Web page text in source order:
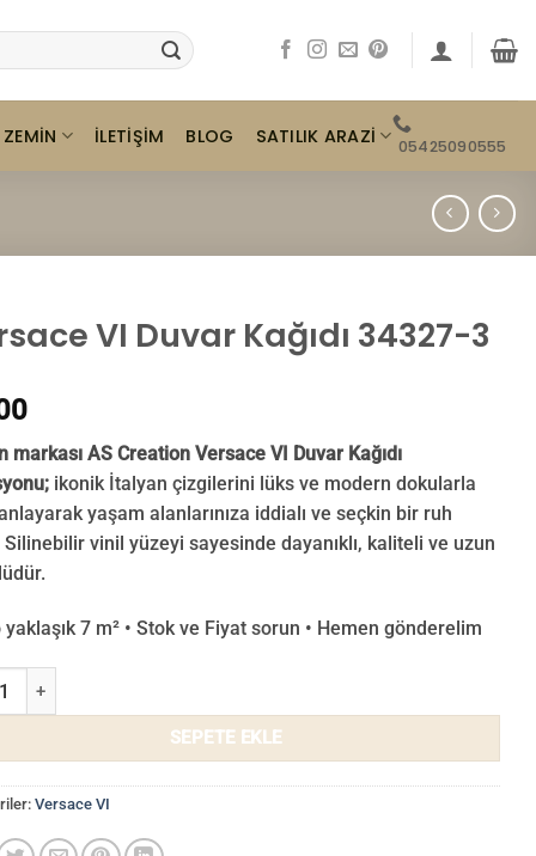
ZEMIN İLETIŞIM BLOG SATILIK ARAZI 05425090555
VI Duvar Kağıdı 34327-3
markası AS Creation Versace VI Duvar Kağıdı
ikonik İtalyan çizgilerini lüks ve modern dokularla
yaşam alanlarınıza iddialı ve seçkin bir ruh
Silinebilir vinil yüzeyi sayesinde dayanıklı, kaliteli ve uzun
yaklaşık 7 m² • Stok ve Fiyat sorun • Hemen gönderelim
VI Duvar Kağıdı 34327-3 adet
SEPETE EKLE
Versace VI